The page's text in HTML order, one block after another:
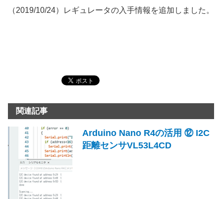
（2019/10/24）レギュレータの入手情報を追加しました。
関連記事
Arduino Nano R4の活用 ⑫ I2C
距離センサVL53L4CD